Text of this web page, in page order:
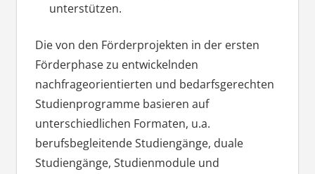
unterstützen.
Die von den Förderprojekten in der ersten
Förderphase zu entwickelnden
nachfrageorientierten und bedarfsgerechten
Studienprogramme basieren auf
unterschiedlichen Formaten, u.a.
berufsbegleitende Studiengänge, duale
Studiengänge, Studienmodule und